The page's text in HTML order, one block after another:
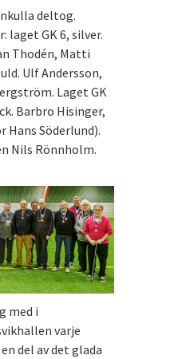
deltog.
laget GK 6, silver.
Thodén, Matti
Ulf Andersson,
Laget GK
Barbro Hisinger,
Hans Söderlund).
Nils Rönnholm.
med i
varje
del av det glada